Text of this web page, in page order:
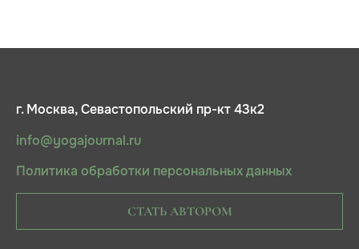
г. Москва, Севастопольский пр-кт 43к2
info@yogajournal.ru
Политика обработки персональных данных
СТАТЬ АВТОРОМ